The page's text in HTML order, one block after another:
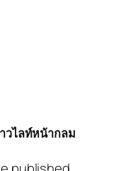
วไลท์หน้ากลม